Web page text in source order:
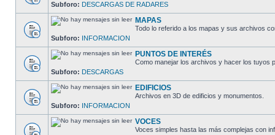
Subforo: DESCARGAS DE RADARES
MAPAS
Todo lo referido a los mapas y sus archivos
Subforo: INFORMACION
PUNTOS DE INTERÉS
Como manejar los archivos y hacer los tuyos
Subforo: DESCARGAS
EDIFICIOS
Archivos en 3D de edificios y monumentos.
Subforo: INFORMACION
VOCES
Voces simples hasta las más complejas con